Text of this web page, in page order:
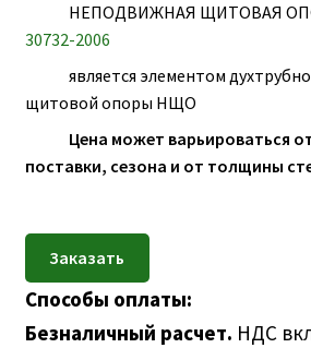
КОНТАКТЫ
НЕПОДВИЖНАЯ ЩИТОВАЯ
30732-2006
является элементом
щитовой опоры НЩО
Цена может варьироваться
поставки, сезона и от толщины
Способы оплаты:
Безналичный расчет. НДС